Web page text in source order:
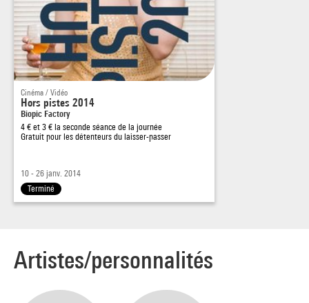
Cinéma / Vidéo
Hors pistes 2014
Biopic Factory
4 € et 3 € la seconde séance de la journée
Gratuit pour les détenteurs du laisser-passer
10 - 26 janv. 2014
Terminé
Artistes/personnalités